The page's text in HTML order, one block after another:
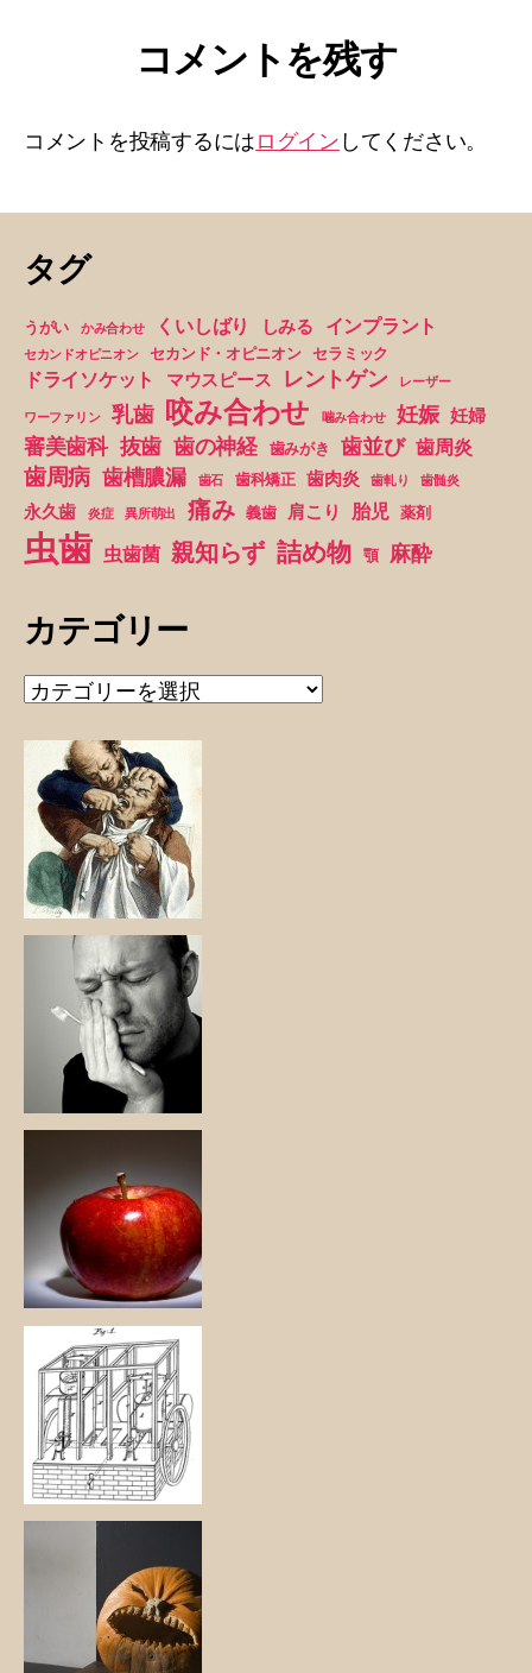
コメントを残す
コメントを投稿するには ログイン してください。
タグ
うがい かみ合わせ くいしばり しみる インプラント
セカンドオピニオン セカンド・オピニオン セラミック
ドライソケット マウスピース レントゲン レーザー
ワーファリン 乳歯 咬み合わせ 噛み合わせ 妊娠 妊婦
審美歯科 抜歯 歯の神経 歯みがき 歯並び 歯周炎
歯周病 歯槽膿漏 歯石 歯科矯正 歯肉炎 歯軋り 歯髄炎
永久歯 炎症 異所萌出 痛み 義歯 肩こり 胎児 薬剤
虫歯 虫歯菌 親知らず 詰め物 顎 麻酔
カテゴリー
カ
テ
ー